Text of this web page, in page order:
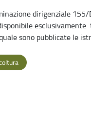
dirigenziale
sono pubblicate le